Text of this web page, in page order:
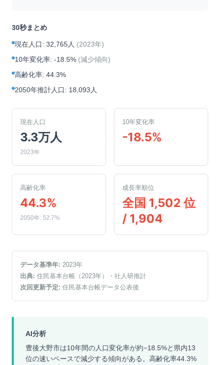
30秒まとめ
現在人口: 32,765人 (2023年)
10年変化率: -18.5% (減少傾向)
高齢化率: 44.3%
2050年推計人口: 18,093人
現在人口
3.3万人
2023年
10年変化率
-18.5%
高齢化率
44.3%
2050年: 52.7%
成長率順位
全国 1,502 位
/ 1,904
データ基準年: 2023年
出典: 住民基本台帳（2023年）
・社人研推計
次回更新予定: 住民基本台帳データ公表後
AI分析
豊後大野市は10年間の人口変化率が約−18.5%と県内13
位の速いペースで減少する傾向がある。高齢化率44.3%